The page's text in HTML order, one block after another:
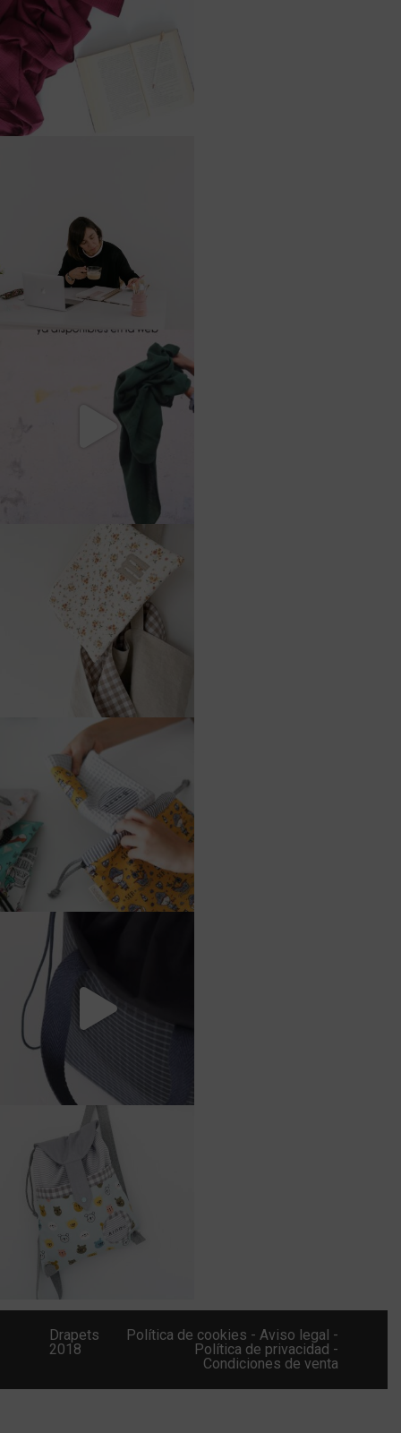
Drapets
2018
Política de cookies - Aviso legal -
Política de privacidad -
Condiciones de venta